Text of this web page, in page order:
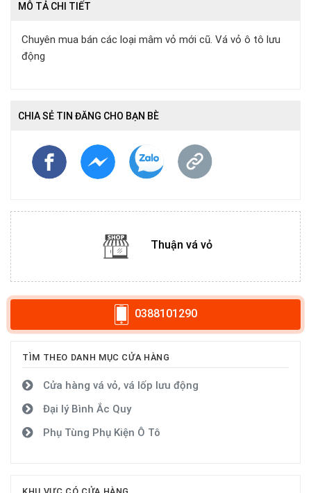
MÔ TẢ CHI TIẾT
Chuyên mua bán các loại mâm vỏ mới cũ. Vá vỏ ô tô lưu
động
CHIA SẺ TIN ĐĂNG CHO BẠN BÈ
Thuận vá vỏ
0388101290
TÌM THEO DANH MỤC CỬA HÀNG
Cửa hàng vá vỏ, vá lốp lưu động
Đại lý Bình Ắc Quy
Phụ Tùng Phụ Kiện Ô Tô